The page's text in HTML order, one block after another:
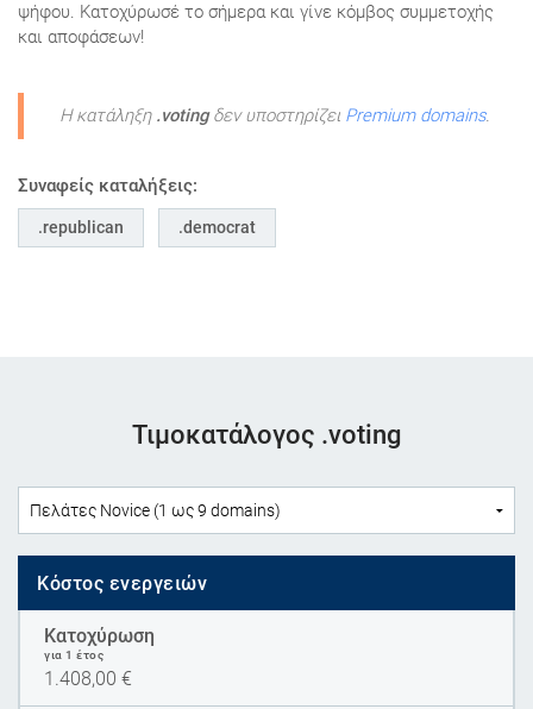
ψήφου. Κατοχύρωσέ το σήμερα και γίνε κόμβος συμμετοχής
και αποφάσεων!
Η κατάληξη .votingδεν υποστηρίζει Premium domains.
Συναφείς καταλήξεις:
republican democrat
Τιμοκατάλογος .voting
Κόστος ενεργειών
Κατοχύρωση
για 1 έτος
1.408,00 €